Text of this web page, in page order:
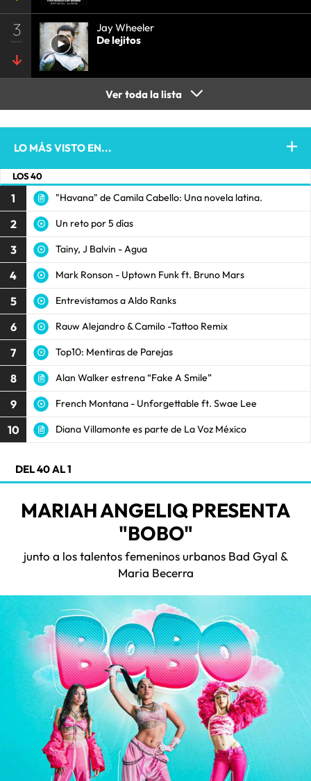
3
Jay Wheeler
De lejitos
Ver toda la lista
LO MÁS VISTO EN...
LOS 40
1 "Havana" de Camila Cabello: Una novela latina.
2 Un reto por 5 días
3 Tainy, J Balvin - Agua
4 Mark Ronson - Uptown Funk ft. Bruno Mars
5 Entrevistamos a Aldo Ranks
6 Rauw Alejandro & Camilo -Tattoo Remix
7 Top10: Mentiras de Parejas
8 Alan Walker estrena “Fake A Smile”
9 French Montana - Unforgettable ft. Swae Lee
10 Diana Villamonte es parte de La Voz México
DEL 40 AL 1
MARIAH ANGELIQ PRESENTA
"BOBO"
junto a los talentos femeninos urbanos Bad Gyal &
Maria Becerra